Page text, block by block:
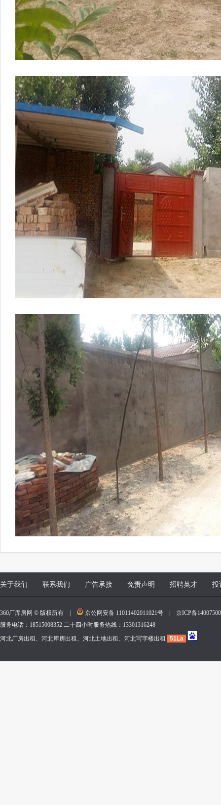
关于我们 联系我们 广告承接 免责声明 招聘英才 投
360厂库房网 © 版权所有 | 京公网安备 11011402011021号
京ICP备
服务电话：18515008352 二十四小时服务热线：13301316248
河北厂房出租、河北库房出租、河北土地出租、河北写字楼出租
51La